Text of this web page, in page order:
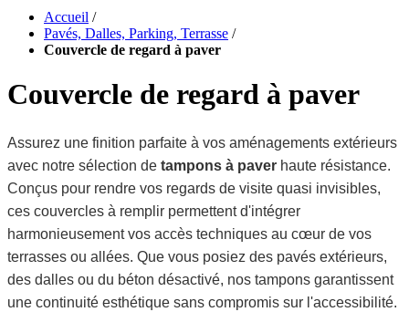
Accueil /
Pavés, Dalles, Parking, Terrasse /
Couvercle de regard à paver
Couvercle de regard à paver
Assurez une finition parfaite à vos aménagements extérieurs
avec notre sélection de tampons à paver haute résistance.
Conçus pour rendre vos regards de visite quasi invisibles,
ces couvercles à remplir permettent d'intégrer
harmonieusement vos accès techniques au cœur de vos
terrasses ou allées. Que vous posiez des pavés extérieurs,
des dalles ou du béton désactivé, nos tampons garantissent
une continuité esthétique sans compromis sur l'accessibilité.